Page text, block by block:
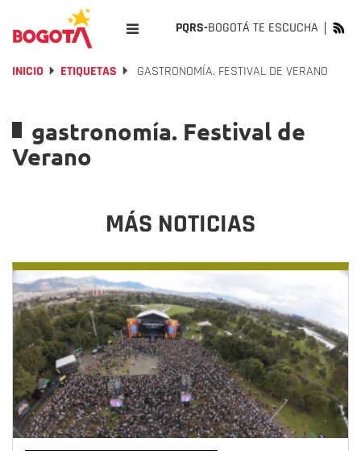
PQRS-BOGOTÁ TE ESCUCHA
INICIO ETIQUETAS GASTRONOMÍA. FESTIVAL DE VERANO
gastronomía. Festival de
Verano
MÁS NOTICIAS